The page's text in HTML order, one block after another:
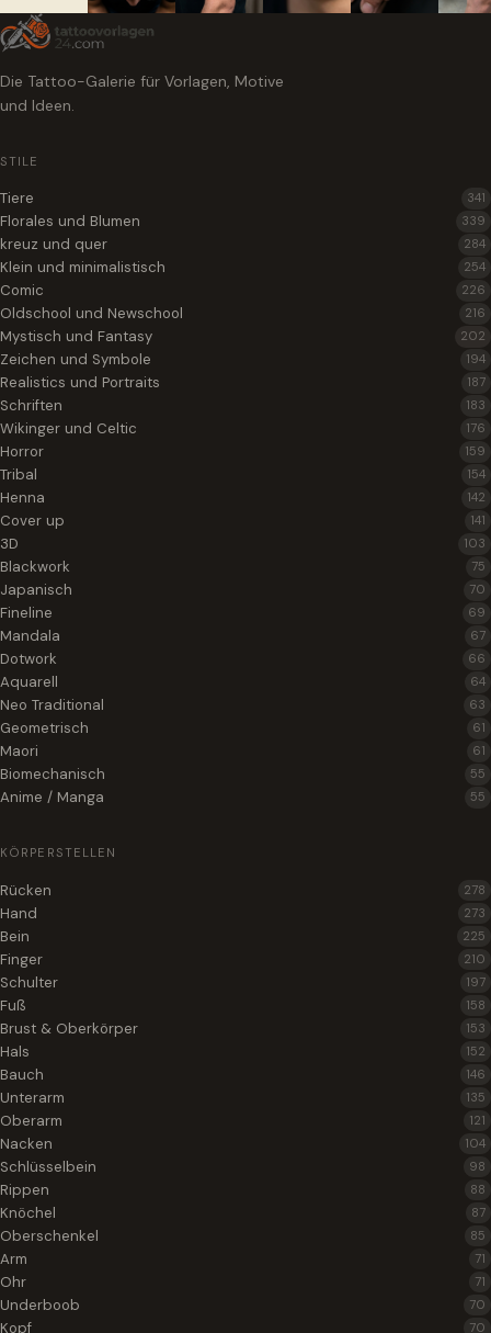
Die Tattoo-Galerie für Vorlagen, Motive
und Ideen.
STILE
Tiere 341
Florales und Blumen 339
kreuz und quer 284
Klein und minimalistisch 254
Comic 226
Oldschool und Newschool 216
Mystisch und Fantasy 202
Zeichen und Symbole 194
Realistics und Portraits 187
Schriften 183
Wikinger und Celtic 176
Horror 159
Tribal 154
Henna 142
Cover up 141
3D 103
Blackwork 75
Japanisch 70
Fineline 69
Mandala 67
Dotwork 66
Aquarell 64
Neo Traditional 63
Geometrisch 61
Maori 61
Biomechanisch 55
Anime / Manga 55
KÖRPERSTELLEN
Rücken 278
Hand 273
Bein 225
Finger 210
Schulter 197
Fuß 158
Brust & Oberkörper 153
Hals 152
Bauch 146
Unterarm 135
Oberarm 121
Nacken 104
Schlüsselbein 98
Rippen 88
Knöchel 87
Oberschenkel 85
Arm 71
Ohr 71
Underboob 70
Kopf 70